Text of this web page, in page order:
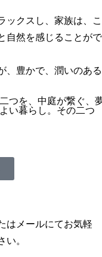
ックスし、家族は、こ
自然を感じることがで
、豊かで、潤いのある
つを、中庭が繋ぐ、
い暮らし。その二つ
はメールにてお気軽
い。